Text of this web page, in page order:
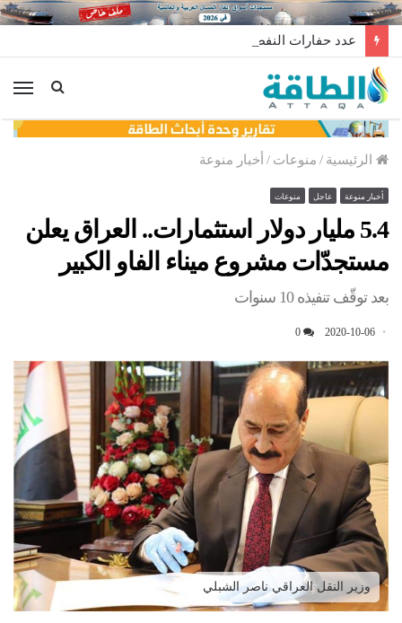
عدد حفارات النفط في الولايات المتحدة يرتفع 3 في أسبوع
الرئيسية / منوعات / أخبار منوعة
أخبار منوعة عاجل منوعات
5.4 مليار دولار استثمارات.. العراق يعلن
مستجدّات مشروع ميناء الفاو الكبير
بعد توقّف تنفيذه 10 سنوات
2020-10-06
0
وزير النقل العراقي ناصر الشبلي